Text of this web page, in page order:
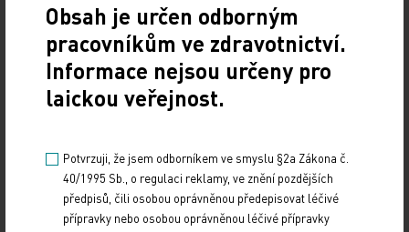
Jednou z hlavních námitek vůči návrhu je
nemožnost soudního přezkoumání rozhodnutí
ministerstva zdravotnictví. „Rozhodnutí, u kterého
není možný žádný přezkum, se jeví jako vysoce
konkrétním případě může navíc představovat
korupční potenciál, neboť se rozhodnutí může
dotknout i obchodních společností a fyzických osob.
Obsah je určen odborným
pracovníkům ve zdravotnictví.
Informace nejsou určeny pro
laickou veřejnost.
Potvrzuji, že jsem odborníkem ve smyslu §2a Zákona č.
40/1995 Sb., o regulaci reklamy, ve znění pozdějších
předpisů, čili osobou oprávněnou předepisovat léčivé
přípravky nebo osobou oprávněnou léčivé přípravky